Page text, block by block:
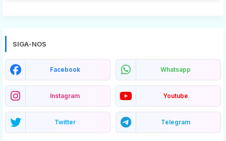
SIGA-NOS
Facebook Whatsapp
Instagram Youtube
Twitter Telegram